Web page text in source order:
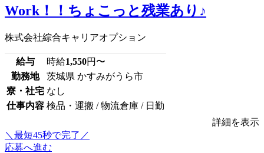
Work！！ちょこっと残業あり♪
株式会社綜合キャリアオプション
給与 時給1,550円〜
勤務地
茨城県 かすみがうら市
寮・社宅 なし
仕事内容 検品・運搬 / 物流倉庫 / 日勤
詳細を表示
＼最短45秒で完了／
応募へ進む